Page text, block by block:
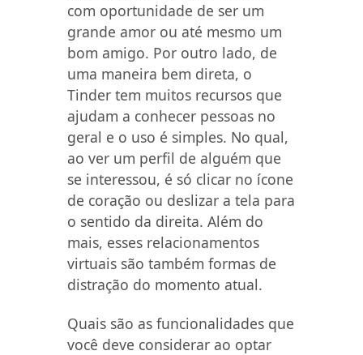
com oportunidade de ser um
grande amor ou até mesmo um
bom amigo. Por outro lado, de
uma maneira bem direta, o
Tinder tem muitos recursos que
ajudam a conhecer pessoas no
geral e o uso é simples. No qual,
ao ver um perfil de alguém que
se interessou, é só clicar no ícone
de coração ou deslizar a tela para
o sentido da direita. Além do
mais, esses relacionamentos
virtuais são também formas de
distração do momento atual.
Quais são as funcionalidades que
você deve considerar ao optar